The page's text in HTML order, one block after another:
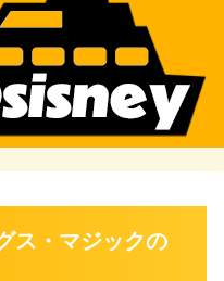
ス・マジックの